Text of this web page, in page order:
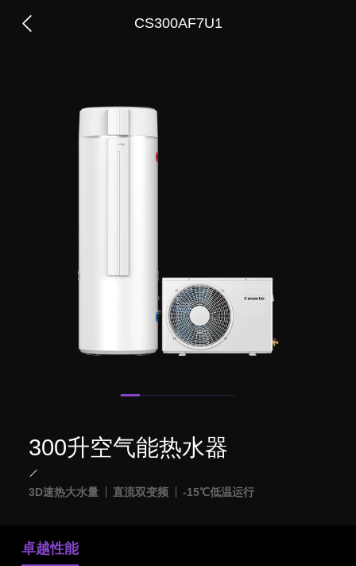
CS300AF7U1
300升空气能热水器
3D速热大水量 直流双变频 -15℃低温运行
卓越性能